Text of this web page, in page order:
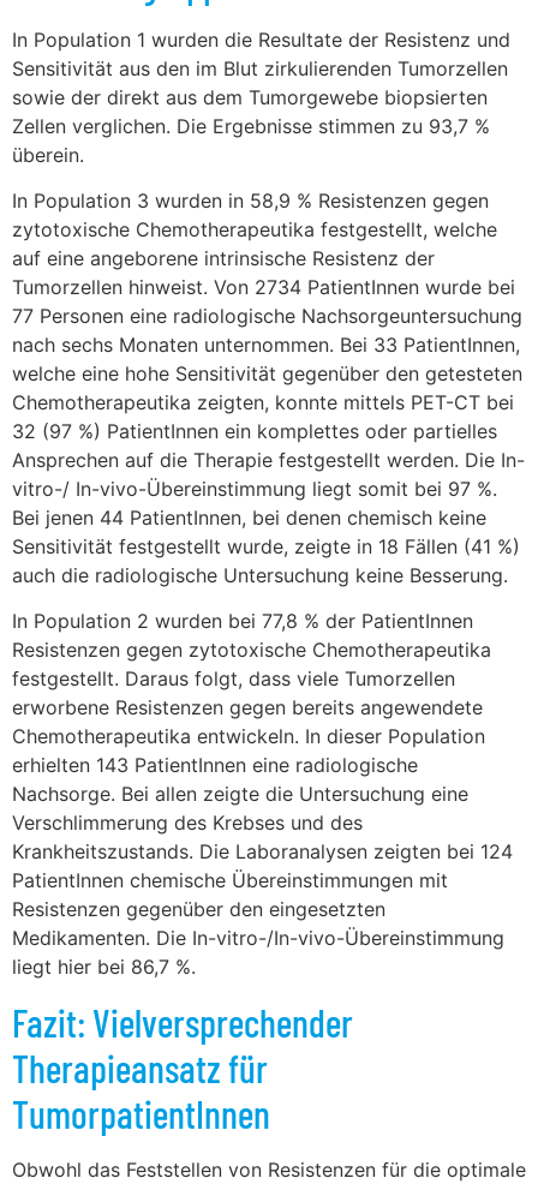
In Population 1 wurden die Resultate der Resistenz und
Sensitivität aus den im Blut zirkulierenden Tumorzellen
sowie der direkt aus dem Tumorgewebe biopsierten
Zellen verglichen. Die Ergebnisse stimmen zu 93,7 %
überein.
In Population 3 wurden in 58,9 % Resistenzen gegen
zytotoxische Chemotherapeutika festgestellt, welche
auf eine angeborene intrinsische Resistenz der
Tumorzellen hinweist. Von 2734 PatientInnen wurde bei
77 Personen eine radiologische Nachsorgeuntersuchung
nach sechs Monaten unternommen. Bei 33 PatientInnen,
welche eine hohe Sensitivität gegenüber den getesteten
Chemotherapeutika zeigten, konnte mittels PET-CT bei
32 (97 %) PatientInnen ein komplettes oder partielles
Ansprechen auf die Therapie festgestellt werden. Die In-
vitro-/ In-vivo-Übereinstimmung liegt somit bei 97 %.
Bei jenen 44 PatientInnen, bei denen chemisch keine
Sensitivität festgestellt wurde, zeigte in 18 Fällen (41 %)
auch die radiologische Untersuchung keine Besserung.
In Population 2 wurden bei 77,8 % der PatientInnen
Resistenzen gegen zytotoxische Chemotherapeutika
festgestellt. Daraus folgt, dass viele Tumorzellen
erworbene Resistenzen gegen bereits angewendete
Chemotherapeutika entwickeln. In dieser Population
erhielten 143 PatientInnen eine radiologische
Nachsorge. Bei allen zeigte die Untersuchung eine
Verschlimmerung des Krebses und des
Krankheitszustands. Die Laboranalysen zeigten bei 124
PatientInnen chemische Übereinstimmungen mit
Resistenzen gegenüber den eingesetzten
Medikamenten. Die In-vitro-/In-vivo-Übereinstimmung
liegt hier bei 86,7 %.
Fazit: Vielversprechender
Therapieansatz für
TumorpatientInnen
Obwohl das Feststellen von Resistenzen für die optimale